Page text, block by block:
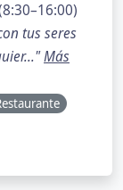
tus seres
Más